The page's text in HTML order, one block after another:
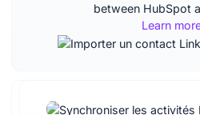
between HubSpot
Learn